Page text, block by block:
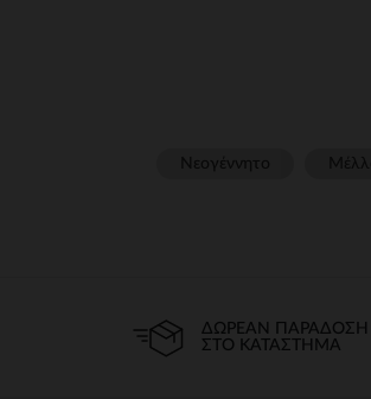
ΔΩΡΕΆΝ ΠΑΡΆΔΟΣΗ
ΣΤΟ ΚΑΤΆΣΤΗΜΑ